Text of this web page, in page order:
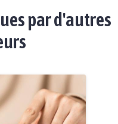
par d'autres